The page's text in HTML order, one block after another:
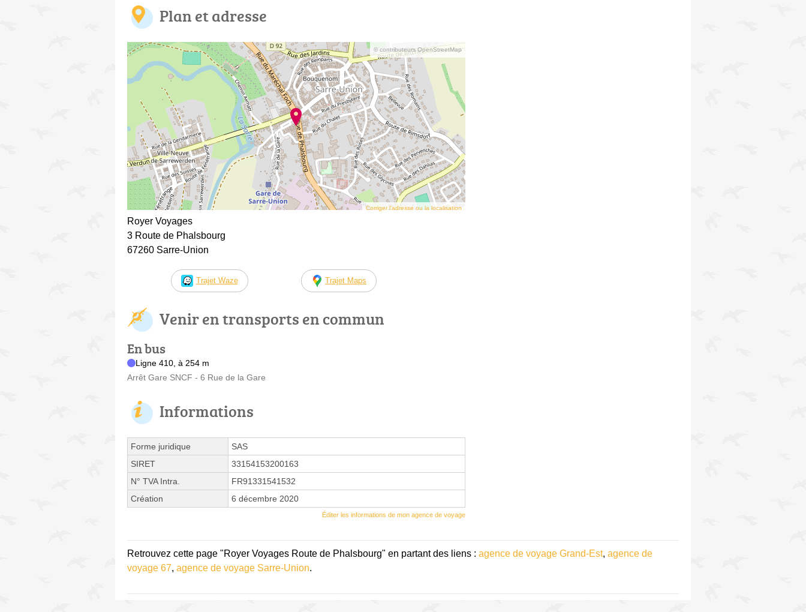
Plan et adresse
© contributeurs OpenStreetMap
Corriger l’adresse ou la localisation
Royer Voyages
3 Route de Phalsbourg
67260 Sarre-Union
Trajet Waze Trajet Maps
Venir en transports en commun
En bus
Ligne 410, à 254 m
Arrêt Gare SNCF - 6 Rue de la Gare
Informations
Forme juridique
SAS
SIRET
33154153200163
N° TVA Intra.
FR91331541532
Création
6 décembre 2020
Éditer les informations de mon agence de voyage
Retrouvez cette page "Royer Voyages Route de Phalsbourg" en partant des liens : agence de voyage Grand-Est, agence de
voyage 67, agence de voyage Sarre-Union.